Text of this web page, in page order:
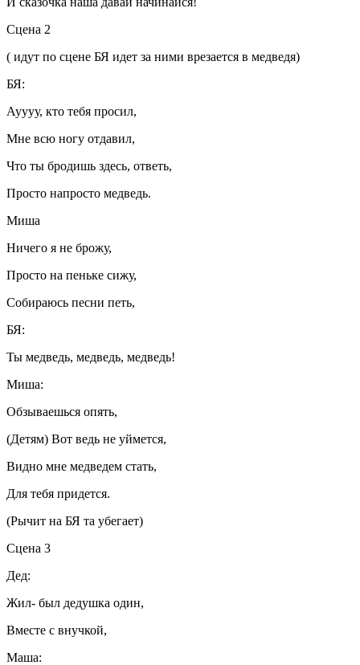
Сцена 2
( идут по сцене БЯ идет за ними врезается в медведя)
БЯ:
Ауууу, кто тебя просил,
Мне всю ногу отдавил,
Что ты бродишь здесь, ответь,
Просто напросто медведь.
Миша
Ничего я не брожу,
Просто на пеньке сижу,
Собираюсь песни петь,
БЯ:
Ты медведь, медведь, медведь!
Миша:
Обзываешься опять,
(Детям) Вот ведь не уймется,
Видно мне медведем стать,
Для тебя придется.
(Рычит на БЯ та убегает)
Сцена 3
Дед:
Жил- был дедушка один,
Вместе с внучкой,
Маша: